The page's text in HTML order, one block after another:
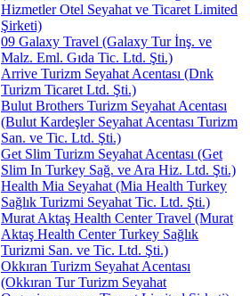
Hizmetler Otel Seyahat ve Ticaret Limited
Şirketi)
09 Galaxy Travel (Galaxy Tur İnş. ve
Malz. Eml. Gıda Tic. Ltd. Şti.)
Arrive Turizm Seyahat Acentası (Dnk
Turizm Ticaret Ltd. Şti.)
Bulut Brothers Turizm Seyahat Acentası
(Bulut Kardeşler Seyahat Acentası Turizm
San. ve Tic. Ltd. Şti.)
Get Slim Turizm Seyahat Acentası (Get
Slim In Turkey Sağ. ve Ara Hiz. Ltd. Şti.)
Health Mia Seyahat (Mia Health Turkey
Sağlık Turizmi Seyahat Tic. Ltd. Şti.)
Murat Aktaş Health Center Travel (Murat
Aktaş Health Center Turkey Sağlık
Turizmi San. ve Tic. Ltd. Şti.)
Okkıran Turizm Seyahat Acentası
(Okkıran Tur Turizm Seyahat